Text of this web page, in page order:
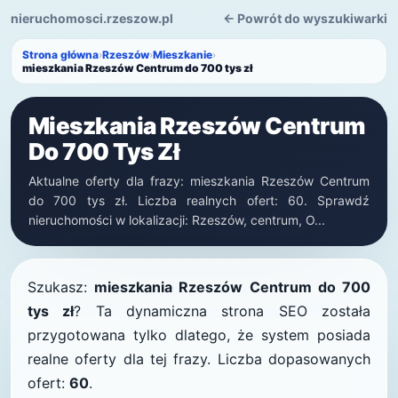
nieruchomosci.rzeszow.pl ← Powrót do wyszukiwarki
Strona główna›Rzeszów›Mieszkanie›
mieszkania Rzeszów Centrum do 700 tys zł
Mieszkania Rzeszów Centrum
Do 700 Tys Zł
Aktualne oferty dla frazy: mieszkania Rzeszów Centrum
do 700 tys zł. Liczba realnych ofert: 60. Sprawdź
nieruchomości w lokalizacji: Rzeszów, centrum, O...
Szukasz: mieszkania Rzeszów Centrum do 700
tys zł? Ta dynamiczna strona SEO została
przygotowana tylko dlatego, że system posiada
realne oferty dla tej frazy. Liczba dopasowanych
ofert: 60.